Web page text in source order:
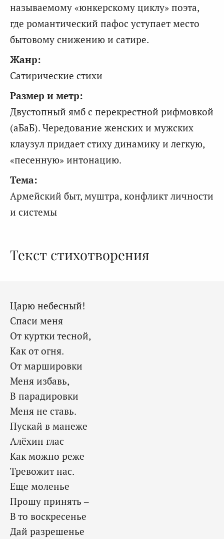
называемому «юнкерскому циклу» поэта,
где романтический пафос уступает место
бытовому снижению и сатире.
Жанр:
Сатирические стихи
Размер и метр:
Двустопный ямб с перекрестной рифмовкой
(аБаБ). Чередование женских и мужских
клаузул придает стиху динамику и легкую,
«песенную» интонацию.
Тема:
Армейский быт, муштра, конфликт личности
и системы
Текст стихотворения
Царю небесный!
Спаси меня
От куртки тесной,
Как от огня.
От маршировки
Меня избавь,
В парадировки
Меня не ставь.
Пускай в манеже
Алёхин глас
Как можно реже
Тревожит нас.
Еще моленье
Прошу принять –
В то воскресенье
Дай разрешенье